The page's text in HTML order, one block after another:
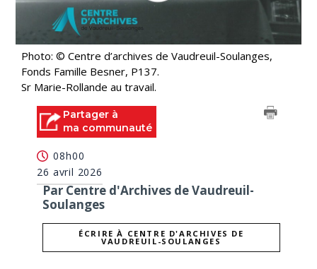
Photo: © Centre d’archives de Vaudreuil-Soulanges,
Fonds Famille Besner, P137.
Sr Marie-Rollande au travail.
Partager à
ma communauté
08h00
26 avril 2026
Par Centre d'Archives de Vaudreuil-
Soulanges
ÉCRIRE À CENTRE D'ARCHIVES DE
VAUDREUIL-SOULANGES